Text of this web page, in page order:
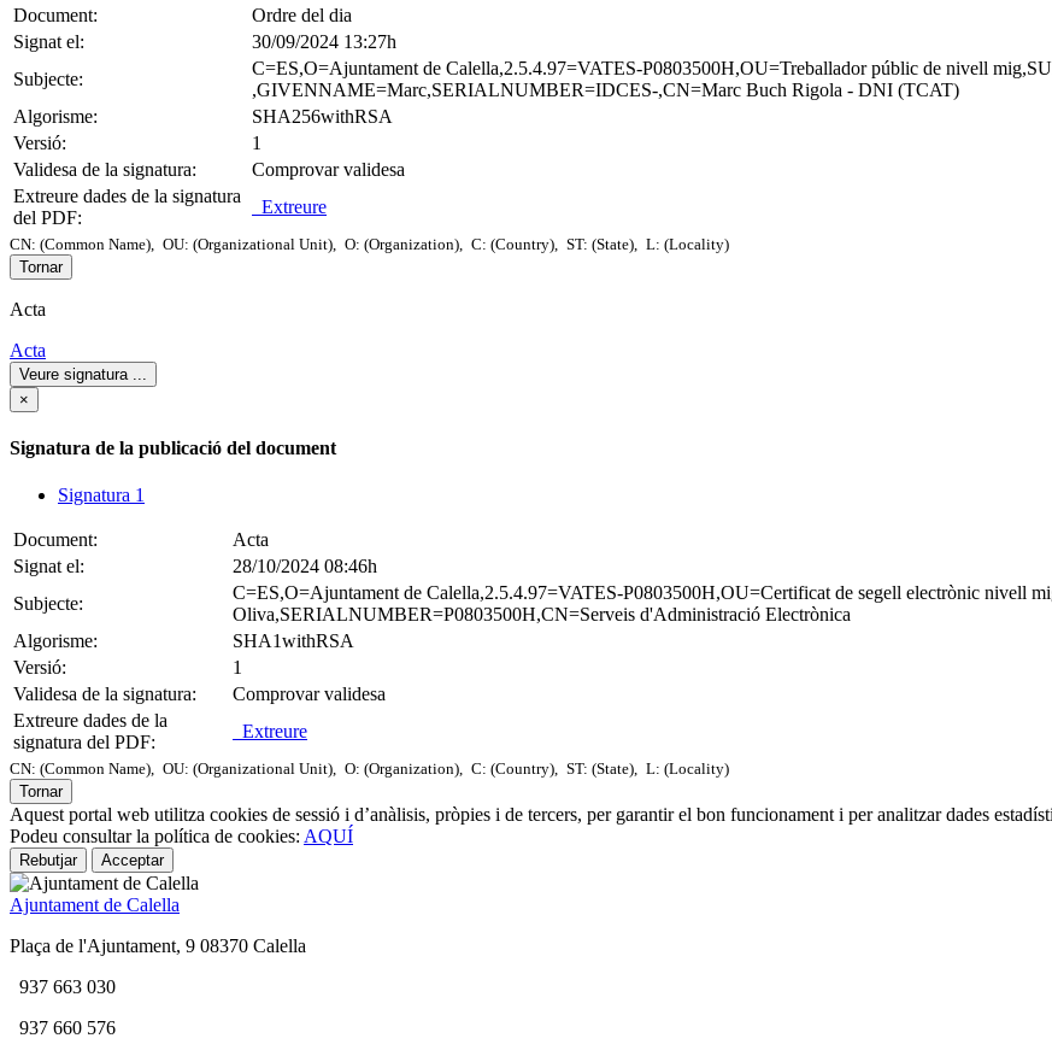
Document:
Ordre del dia
Signat el:
30/09/2024 13:27h
Subjecte:
C=ES,O=Ajuntament de Calella,2.5.4.97=VATES-P0803500H,OU=Treballador públic de nivell
,GIVENNAME=Marc,SERIALNUMBER=IDCES-,CN=Marc Buch Rigola - DNI (TCAT)
Algorisme:
SHA256withRSA
Versió:
1
Validesa de la signatura:
Comprovar validesa
Extreure dades de la signatura
del PDF:
Extreure
CN: (Common Name), OU: (Organizational Unit), O: (Organization), C: (Country), ST: (State),
L: (Locality)
Tornar
Acta
Acta
Veure signatura
×
Signatura de la publicació del document
Signatura 1
Document:
Acta
Signat el:
28/10/2024 08:46h
Subjecte:
C=ES,O=Ajuntament de Calella,2.5.4.97=VATES-P0803500H,OU=Certificat de segell electrònic
Oliva,SERIALNUMBER=P0803500H,CN=Serveis d'Administració Electrònica
Algorisme:
SHA1withRSA
Versió:
1
Validesa de la signatura:
Comprovar validesa
Extreure dades de la
signatura del PDF:
Extreure
CN: (Common Name), OU: (Organizational Unit), O: (Organization), C: (Country), ST: (State), L: (Locality)
Tornar
Aquest portal web utilitza cookies de sessió i d’anàlisis, pròpies i de tercers, per garantir el bon funcionament i per analitzar dades
Podeu consultar la política de cookies: AQUÍ
Rebutjar Acceptar
Ajuntament de Calella
Plaça de l'Ajuntament, 9 08370 Calella
937 663 030
937 660 576